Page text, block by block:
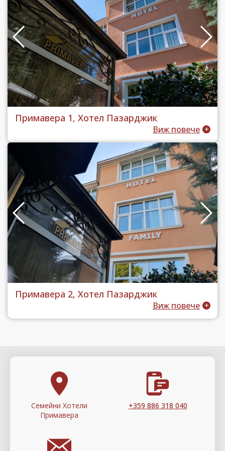
Примавера 1, Хотел Пазарджик
Виж повече
Примавера 2, Хотел Пазарджик
Виж повече
Семейни Хотели
Примавера
+359 886 318 040